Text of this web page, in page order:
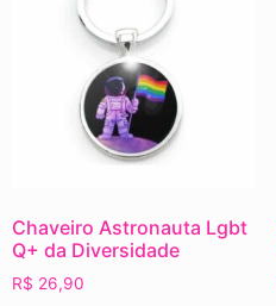
Chaveiro Astronauta Lgbt
Q+ da Diversidade
R$ 26,90